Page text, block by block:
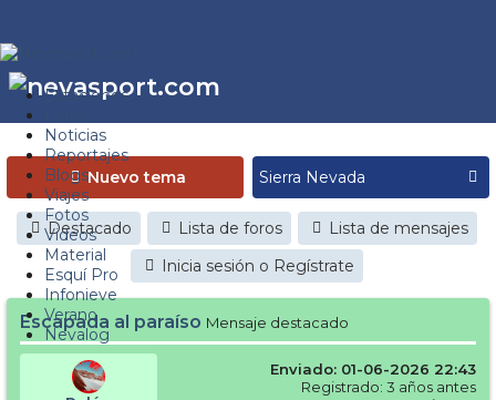
Estaciones
Noticias
Reportajes
Blogs
Viajes
Fotos
Videos
Material
Esquí Pro
Infonieve
Verano
Nevalog
Nuevo tema
Destacado Lista de foros
Lista de mensajes
Inicia sesión o Regístrate
Escapada al paraíso Mensaje destacado
Enviado: 01-06-2026 22:43
Registrado: 3 años antes